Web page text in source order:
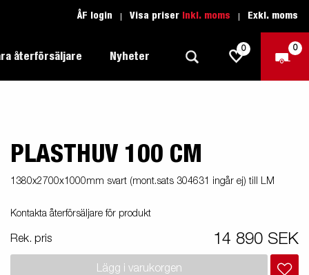
ÅF login Visa priser Inkl. moms Exkl. moms
Produktguide Allround
Produktguide Båt
Produktguide Vattensport
Trafikskolan
Teckenförklaring open
Reservdelssök
1205 Limited Edition
Inredda släpvagnar
LED-lampor
i
återförsäljare Nyheter
0 0
PLASTHUV 100 CM
1380x2700x1000mm svart (mont.sats 304631 ingår ej) till LM
Kontakta återförsäljare för produkt
Rek. pris 14 890 SEK
Lägg i varukorgen